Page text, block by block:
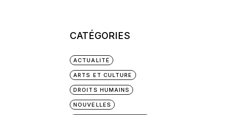
CATÉGORIES
ACTUALITÉ
ARTS ET CULTURE
DROITS HUMAINS
NOUVELLES